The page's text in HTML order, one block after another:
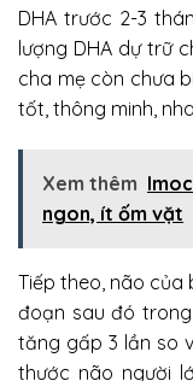
DHA trước 2-3
lượng DHA dự trữ
cha mẹ còn chưa
tốt, thông minh,
Xem thêm
ngon, ít ốm vặt
Tiếp theo, não của
đoạn sau đó
tăng gấp 3 lần so
thước não người